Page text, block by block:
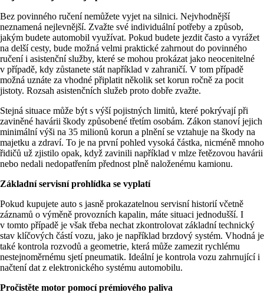
Bez povinného ručení nemůžete vyjet na silnici. Nejvhodnější
neznamená nejlevnější. Zvažte své individuální potřeby a způsob,
jakým budete automobil využívat. Pokud budete jezdit často a vyrážet
na delší cesty, bude možná velmi praktické zahrnout do povinného
ručení i asistenční služby, které se mohou prokázat jako neocenitelné
v případě, kdy zůstanete stát například v zahraničí. V tom případě
možná uznáte za vhodné připlatit několik set korun ročně za pocit
jistoty. Rozsah asistenčních služeb proto dobře zvažte.
Stejná situace může být s výší pojistných limitů, které pokrývají při
zaviněné havárii škody způsobené třetím osobám. Zákon stanoví jejich
minimální výši na 35 milionů korun a plnění se vztahuje na škody na
majetku a zdraví. To je na první pohled vysoká částka, nicméně mnoho
řidičů už zjistilo opak, když zavinili například v mlze řetězovou havárii
nebo nedali nedopatřením přednost plně naloženému kamionu.
Základní servisní prohlídka se vyplatí
Pokud kupujete auto s jasně prokazatelnou servisní historií včetně
záznamů o výměně provozních kapalin, máte situaci jednodušší. I
v tomto případě je však třeba nechat zkontrolovat základní technický
stav klíčových částí vozu, jako je například brzdový systém. Vhodná je
také kontrola rozvodů a geometrie, která může zamezit rychlému
nestejnoměrnému sjetí pneumatik. Ideální je kontrola vozu zahrnující i
načtení dat z elektronického systému automobilu.
Pročistěte motor pomocí prémiového paliva